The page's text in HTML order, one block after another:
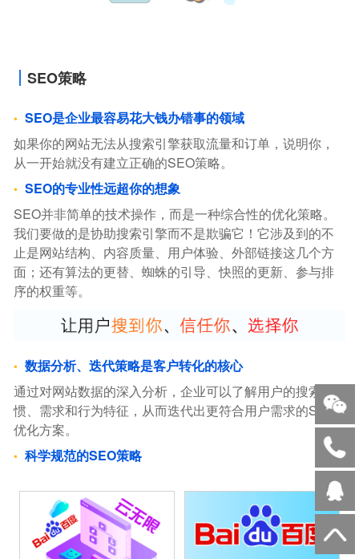
SEO策略
SEO是企业最容易花大钱办错事的领域
如果你的网站无法从搜索引擎获取流量和订单，说明你，
从一开始就没有建立正确的SEO策略。
SEO的专业性远超你的想象
SEO并非简单的技术操作，而是一种综合性的优化策略。
我们要做的是协助搜索引擎而不是欺骗它！它涉及到的不
止是网站结构、内容质量、用户体验、外部链接这几个方
面；还有算法的更替、蜘蛛的引导、快照的更新、参与排
序的权重等。
数据分析、迭代策略是客户转化的核心
通过对网站数据的深入分析，企业可以了解用户的搜索习
惯、需求和行为特征，从而迭代出更符合用户需求的SEO
优化方案。
科学规范的SEO策略